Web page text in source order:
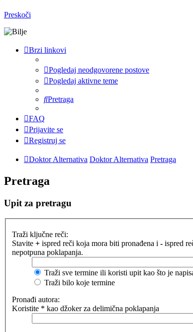
Preskoči
Brzi linkovi
Pogledaj neodgovorene postove
Pogledaj aktivne teme
Pretraga
FAQ
Prijavite se
Registruj se
Doktor Alternativa Doktor Alternativa Pretraga
Pretraga
Upit za pretragu
Traži ključne reči:
Stavite + ispred reči koja mora biti pronađena i - ispred
nepotpuna poklapanja.
Traži sve termine ili koristi upit kao što je
Traži bilo koje termine
Pronađi autora:
Koristite * kao džoker za delimična poklapanja